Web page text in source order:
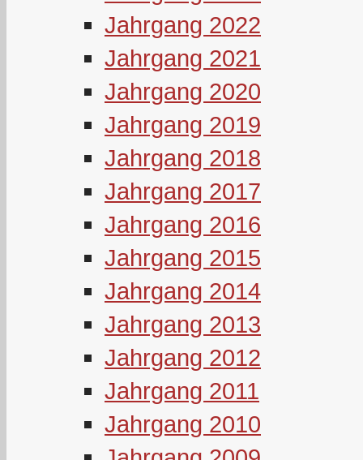
Jahrgang 2022
Jahrgang 2021
Jahrgang 2020
Jahrgang 2019
Jahrgang 2018
Jahrgang 2017
Jahrgang 2016
Jahrgang 2015
Jahrgang 2014
Jahrgang 2013
Jahrgang 2012
Jahrgang 2011
Jahrgang 2010